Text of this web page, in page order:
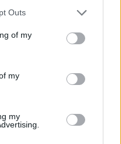
Outs
of my
my
my
e non sarà cosa
del 2010
bella ragazza che
ed è tra le
Seika High School.